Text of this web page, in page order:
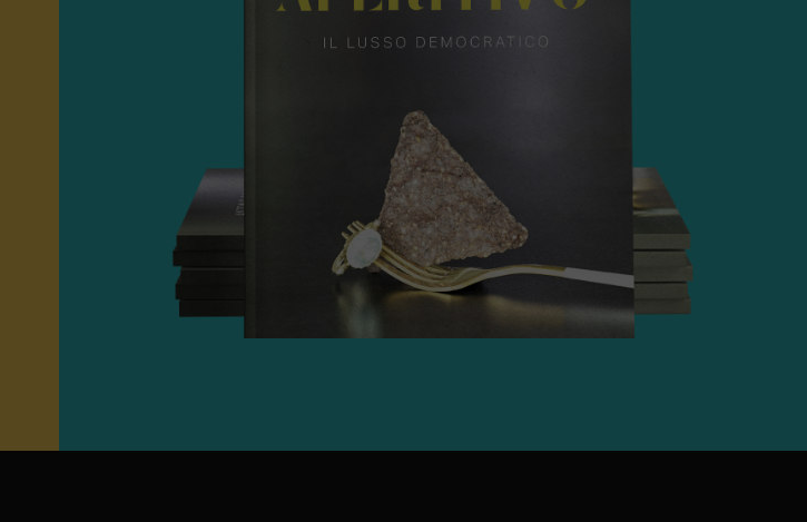
PremiumPeso Singolo Box900g (Maxi Formato)
Pomodoro Mediterraneo Scelto
Lounge Bar, Hospitality, Eventi Luxury, Catering